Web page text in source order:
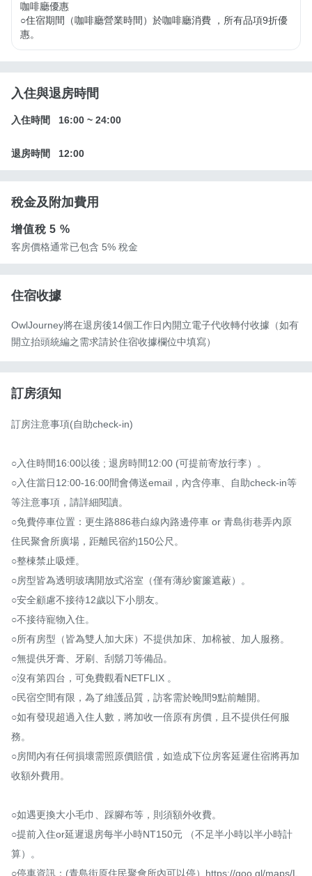
咖啡廳優惠
○住宿期間（咖啡廳營業時間）於咖啡廳消費 ，所有品項9折優
惠。
入住與退房時間
入住時間 16:00 ~ 24:00
退房時間 12:00
稅金及附加費用
增值稅5 %
客房價格通常已包含 5% 稅金
住宿收據
OwlJourney將在退房後14個工作日內開立電子代收轉付收據（如有
開立抬頭統編之需求請於住宿收據欄位中填寫）
訂房須知
訂房注意事項(自助check-in)
○入住時間16:00以後 ; 退房時間12:00 (可提前寄放行李）。
○入住當日12:00-16:00間會傳送email，內含停車、自助check-in等
等注意事項，請詳細閱讀。
○免費停車位置：更生路886巷白線內路邊停車 or 青島街巷弄內原
住民聚會所廣場，距離民宿約150公尺。
○整棟禁止吸煙。
○房型皆為透明玻璃開放式浴室（僅有薄紗窗簾遮蔽）。
○安全顧慮不接待12歲以下小朋友。
○不接待寵物入住。
○所有房型（皆為雙人加大床）不提供加床、加棉被、加人服務。
○無提供牙膏、牙刷、刮鬍刀等備品。
○沒有第四台，可免費觀看NETFLIX 。
○民宿空間有限，為了維護品質，訪客需於晚間9點前離開。
○如有發現超過入住人數，將加收一倍原有房價，且不提供任何服
務。
○房間內有任何損壞需照原價賠償，如造成下位房客延遲住宿將再加
收額外費用。
○如遇更換大小毛巾、踩腳布等，則須額外收費。
○提前入住or延遲退房每半小時NT150元 （不足半小時以半小時計
算）。
○停車資訊：(青島街原住民聚會所內可以停）https://goo.gl/maps/L